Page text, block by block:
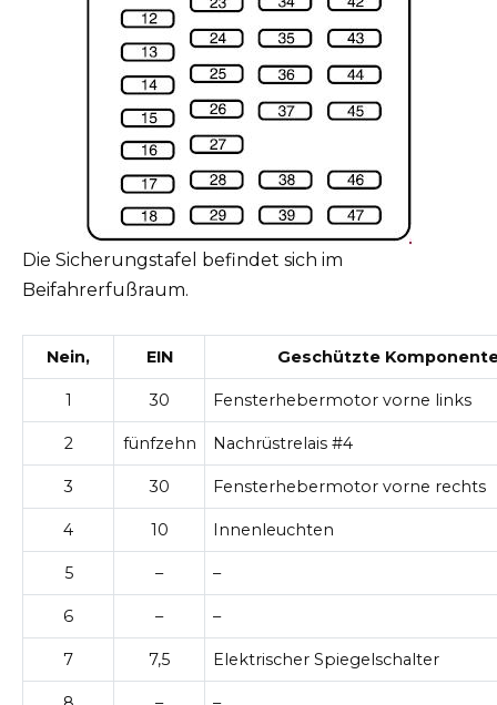
Die Sicherungstafel befindet sich im
Beifahrerfußraum.
Nein, EIN Geschützte
1 30 Fensterhebermotor vorne links
2 fünfzehn Nachrüstrelais #4
3 30 Fensterhebermotor vorne rechts
4 10 Innenleuchten
5 – –
6 – –
7 7,5 Elektrischer Spiegelschalter